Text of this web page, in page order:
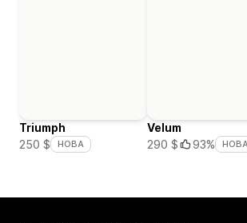
Triumph
250 $
НОВА
Velum
290 $
93%